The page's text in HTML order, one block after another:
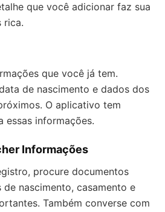
que você adicionar faz sua
rica.
que você já tem.
de nascimento e dados dos
O aplicativo tem
essas informações.
Informações
procure documentos
nascimento, casamento e
Também converse com